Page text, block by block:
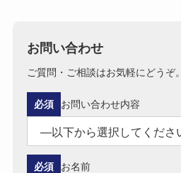
お問い合わせ
ご質問・ご相談はお気軽にどうぞ。
お問い合わせ内容
必須
お名前
必須